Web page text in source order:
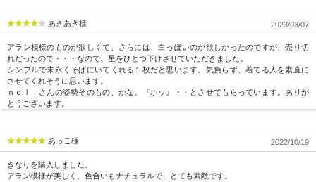
あきあき様 2023/03/07
アラン模様のものが欲しくて、さらには、白っぽいのが欲しかったのですが、売り切
れだったので・・・なので、星をひとつ下げさせていただきました。
シンプルで末永くそばにいてくれる１枚だと思います。気負らず、着てる人を素直に
させてくれそうに思います。
ｎｏｆｌさんの姿勢そのもの、かな。『ホッ』・・とさせてもらっています。ありが
とうございます。
あっこ様 2022/10/19
きなりを購入しました。
アラン模様が美しく、色合いもナチュラルで、とても素敵です。